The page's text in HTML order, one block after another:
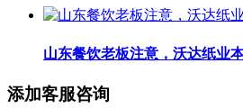
山东餐饮老板注意，沃达纸业
添加客服咨询